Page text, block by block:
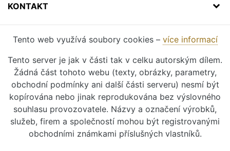
KONTAKT
Tento web využívá soubory cookies – více informací
Tento server je jak v části tak v celku autorským dílem.
Žádná část tohoto webu (texty, obrázky, parametry,
obchodní podmínky ani další části serveru) nesmí být
kopírována nebo jinak reprodukována bez výslovného
souhlasu provozovatele. Názvy a označení výrobků,
služeb, firem a společností mohou být registrovanými
obchodními známkami příslušných vlastníků.